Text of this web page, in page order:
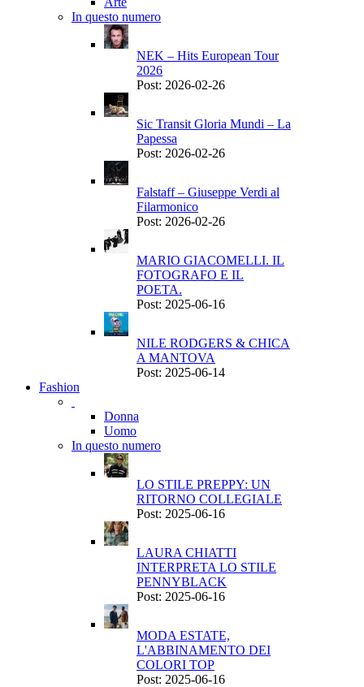
In questo numero
NEK – Hits European Tour
2026
Post: 2026-02-26
Sic Transit Gloria Mundi – La
Papessa
Post: 2026-02-26
Falstaff – Giuseppe Verdi al
Filarmonico
Post: 2026-02-26
MARIO GIACOMELLI. IL
FOTOGRAFO E IL
POETA.
Post: 2025-06-16
NILE RODGERS & CHICA
A MANTOVA
Post: 2025-06-14
Fashion
Donna
Uomo
In questo numero
LO STILE PREPPY: UN
RITORNO COLLEGIALE
Post: 2025-06-16
LAURA CHIATTI
INTERPRETA LO STILE
PENNYBLACK
Post: 2025-06-16
MODA ESTATE,
L'ABBINAMENTO DEI
COLORI TOP
Post: 2025-06-16